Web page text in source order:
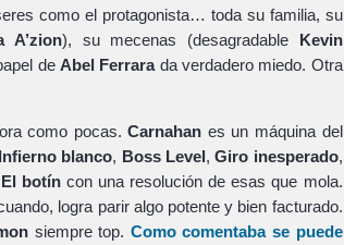
como el protagonista… toda su familia, su
A’zion), su mecenas (desagradable Kevin
de Abel Ferrarada verdadero miedo. Otra
como pocas.Carnahan es un máquina del
Infierno blanco, Boss Level,Giro inesperado,
El botín con una resolución de esas que mola.
logra parir algo potente y bien facturado.
siempre top. Como comentaba se puede